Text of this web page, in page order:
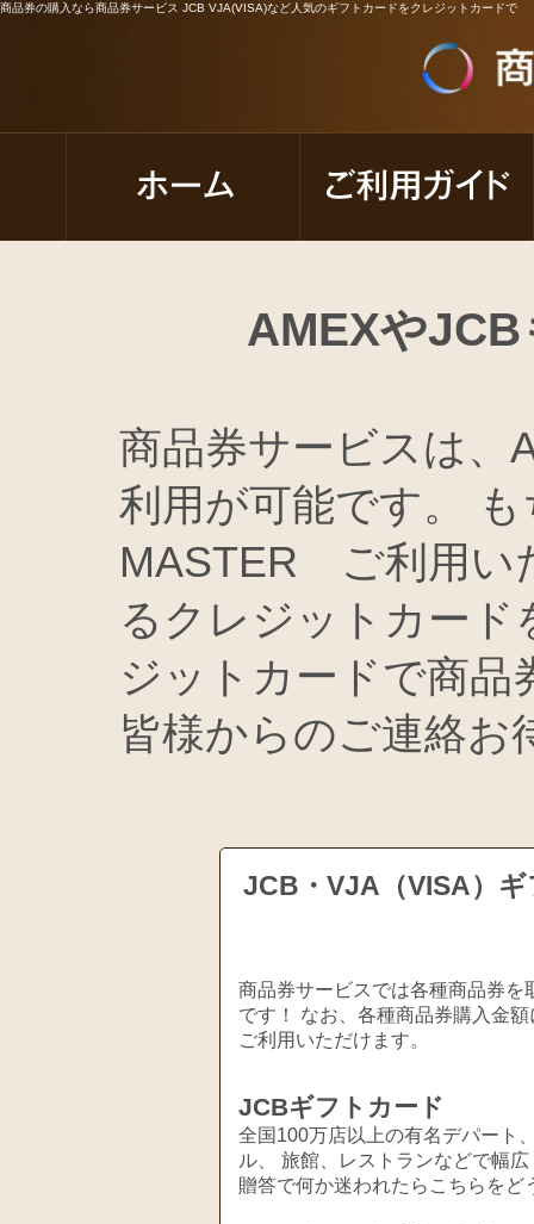
商品券の購入なら商品券サービス JCB VJA(VISA)など人気のギフトカードをクレジットカードで
AMEXや
商品券サービスは、
利用が可能です。
MASTER ご利用い
るクレジットカー
ジットカードで商品
皆様からのご連絡
JCB・VJA（VISA）
商品券サービスでは各種商品券
です！ なお、各種商品券購入金
ご利用いただけます。
JCBギフトカード
全国100万店以上の有名デパート
ル、 旅館、レストランなどで幅
贈答で何か迷われたらこちらをど